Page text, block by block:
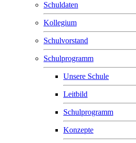
Schuldaten
Kollegium
Schulvorstand
Schulprogramm
Unsere Schule
Leitbild
Schulprogramm
Konzepte